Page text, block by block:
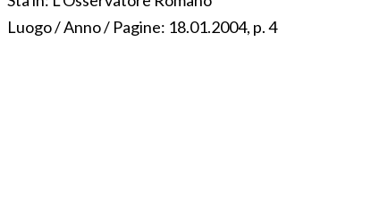
Luogo / Anno / Pagine: 18.01.2004, p. 4